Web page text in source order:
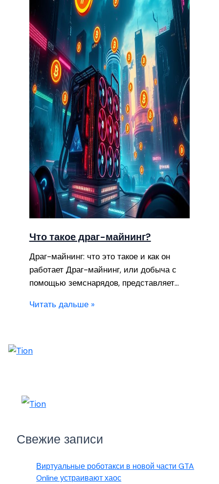
Что такое драг-майнинг?
Драг-майнинг: что это такое и как он
работает Драг-майнинг, или добыча с
помощью земснарядов, представляет…
Читать дальше »
Свежие записи
Виртуальные роботакси в новой части GTA
Online устраивают хаос